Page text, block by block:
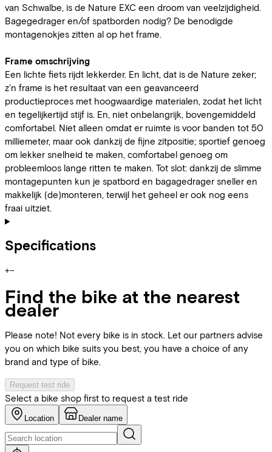
van Schwalbe, is de Nature EXC een droom van veelzijdigheid.
Bagegedrager en/of spatborden nodig? De benodigde
montagenokjes zitten al op het frame.
Frame omschrijving
Een lichte fiets rijdt lekkerder. En licht, dat is de Nature zeker;
z'n frame is het resultaat van een geavanceerd
productieproces met hoogwaardige materialen, zodat het licht
en tegelijkertijd stijf is. En, niet onbelangrijk, bovengemiddeld
comfortabel. Niet alleen omdat er ruimte is voor banden tot 50
milliemeter, maar ook dankzij de fijne zitpositie; sportief genoeg
om lekker snelheid te maken, comfortabel genoeg om
probleemloos lange ritten te maken. Tot slot: dankzij de slimme
montagepunten kun je spatbord en bagagedrager sneller en
makkelijk (de)monteren, terwijl het geheel er ook nog eens
fraai uitziet.
Specifications
+−
Find the bike at the nearest
dealer
Please note! Not every bike is in stock. Let our partners advise
you on which bike suits you best, you have a choice of any
brand and type of bike.
Request test ride
Select a bike shop first to request a test ride
Location Dealer name